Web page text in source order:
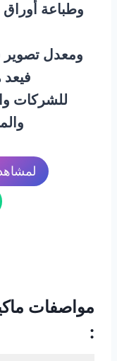
للشركات
: